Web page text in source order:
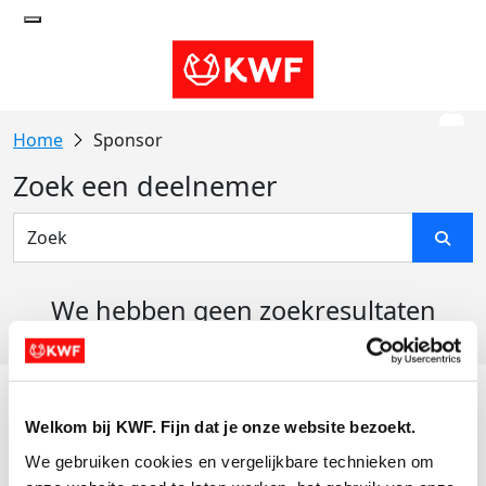
Welkom bij KWF. Fijn dat je onze website bezoekt.
We gebruiken cookies en vergelijkbare technieken om
Sponsor
Zoek een deelnemer
We hebben geen zoekresultaten
Actiematerialen
Evenementen